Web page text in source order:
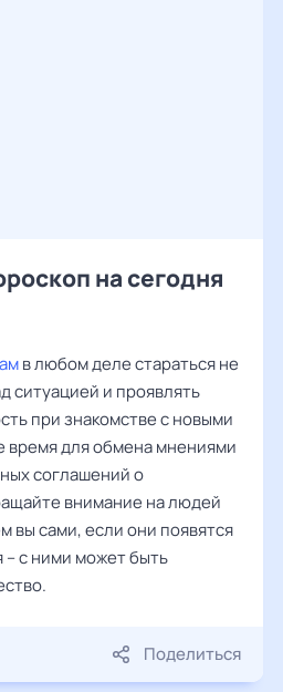
на сегодня
в любом деле стараться не
ситуацией и проявлять
при знакомстве с новыми
для обмена мнениями
соглашений о
внимание на людей
вы сами, если они появятся
– с ними может быть
Поделиться